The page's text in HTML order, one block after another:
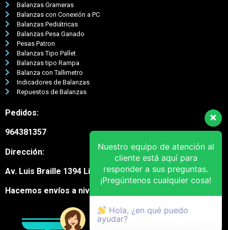
Balanzas Grameras
Balanzas con Conexión a PC
Balanzas Pediátricas
Balanzas Pesa Ganado
Pesas Patron
Balanzas Tipo Pallet
Balanzas tipo Rampa
Balanza con Tallimetro
Indicadores de Balanzas
Repuestos de Balanzas
Pedidos:
964381357
Dirección:
Av. Luis Braille 1394 Lima Cercado
Hacemos envíos a nivel nacional
Nuestro equipo de atención al
cliente está aquí para
responder a sus preguntas.
¡Pregúntenos cualquier cosa!
Hola, ¿en qué puedo
ayudar?